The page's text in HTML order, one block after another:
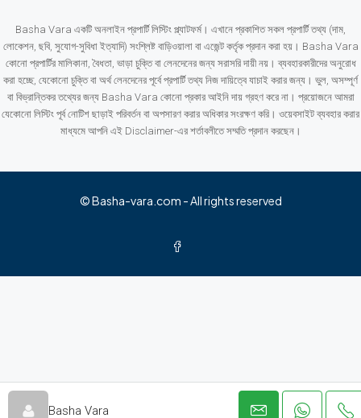
Basha Vara একটি অনলাইন প্রপার্টি লিস্টিং প্ল্যাটফর্ম। এখানে প্রকাশিত সকল প্রপার্টি তথ্য (দাম,
লোকেশন, ছবি, সুযোগ-সুবিধা ইত্যাদি) সংশ্লিষ্ট বাড়িওয়ালা বা এজেন্ট কর্তৃক প্রদান করা হয়। Basha Vara
কোনো প্রপার্টির মালিকানা, বৈধতা, ভাড়া চুক্তি বা লেনদেনের জন্য সরাসরি দায়ী নয়। ব্যবহারকারীদের অনুরোধ
করা হচ্ছে, যেকোনো চুক্তি বা অর্থ লেনদেনের পূর্বে প্রপার্টি তথ্য নিজ দায়িত্বে যাচাই করার জন্য। ভুল, অসম্পূর্ণ
বা বিভ্রান্তিকর তথ্যের জন্য Basha Vara কোনো প্রকার আইনি দায় গ্রহণ করে না। প্রয়োজনে আমরা
যেকোনো লিস্টিং পূর্ব নোটিশ ছাড়াই পরিবর্তন বা অপসারণ করার অধিকার সংরক্ষণ করি। ওয়েবসাইট ব্যবহার করার
মাধ্যমে আপনি এই Disclaimer-এর শর্তাবলীতে সম্মতি প্রদান করছেন।
Basha Vara
© Basha-vara.com - All rights reserved